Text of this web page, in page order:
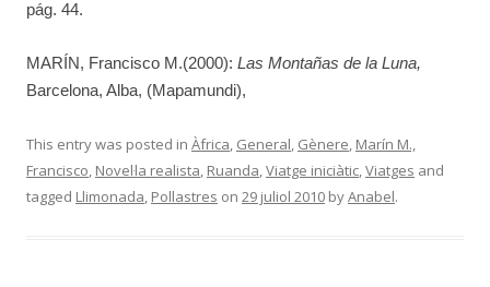
pág. 44.
MARÍN, Francisco M.(2000): Las Montañas de la Luna,
Barcelona, Alba, (Mapamundi),
This entry was posted in Àfrica, General, Gènere, Marín M.,
Francisco, Novel·la realista, Ruanda,Viatge iniciàtic,Viatges and
tagged Llimonada, Pollastres on 29 juliol 2010 byAnabel.